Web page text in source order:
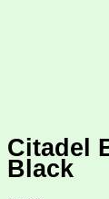
Citadel
Black